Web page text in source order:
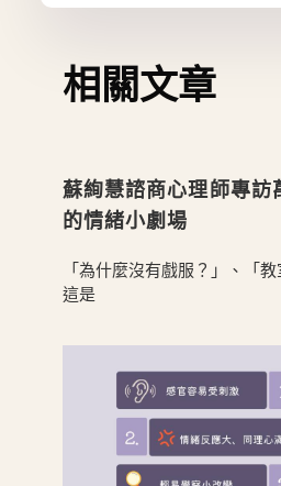
相關文章
蘇絢慧諮商心理師專訪
的情緒小劇場
「為什麼沒有戲服？」、「
這是